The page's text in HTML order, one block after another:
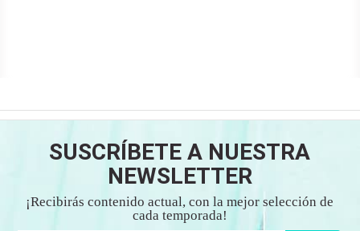
SUSCRÍBETE A NUESTRA
NEWSLETTER
¡Recibirás contenido actual, con la mejor selección de
cada temporada!